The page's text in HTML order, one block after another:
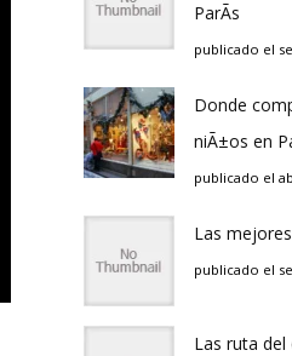
ParÃ­s
publicado el
Donde
niÃ±os en
publicado el
Las
publicado el
Las ruta del